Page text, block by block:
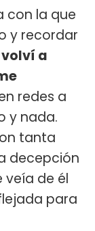
con la que
y recordar
volví a
redes a
y nada.
tanta
decepción
veía de él
para